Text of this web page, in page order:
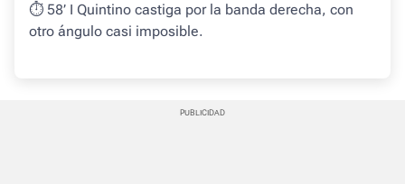
⏱️ 58’ I Quintino castiga por la banda derecha, con
otro ángulo casi imposible.